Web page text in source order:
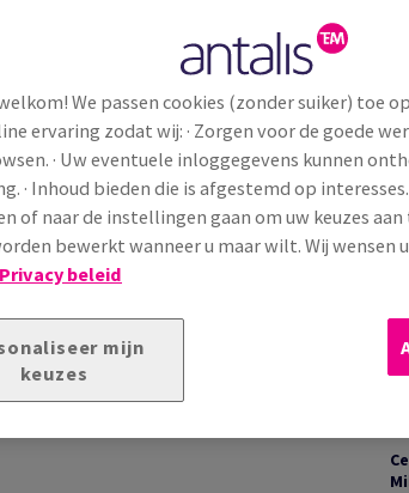
TECHNISCHE INFORMATIE
de gamme, reconnu pour sa texture
surface structurée apporte élégance et
pour les documents corporate et
We passen cookies (zonder suiker) toe
ervaring zodat wij: · Zorgen voor de goede
· Uw eventuele inloggegevens kunnen
· Inhoud bieden die is afgestemd op
of naar de instellingen gaan om uw keuzes
bewerkt wanneer u maar wilt. Wij wensen
Privacy beleid
mijn
keuzes